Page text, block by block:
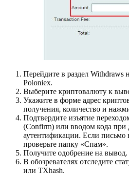
Перейдите в раздел Withdraws
Poloniex.
Выберите криптовалюту к
Укажите в форме адрес
получения, количество и
Подтвердите изъятие
(Confirm) или вводом кода при
аутентификации. Если письмо
проверьте папку «Спам».
Получите одобрение на вывод.
В обозревателях отследите
или TXhash.